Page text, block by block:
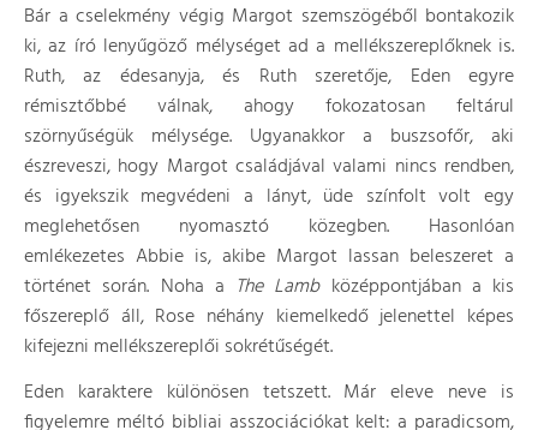
Bár a cselekmény végig Margot szemszögéből bontakozik
ki, az író lenyűgöző mélységet ad a mellékszereplőknek is.
Ruth, az édesanyja, és Ruth szeretője, Eden egyre
rémisztőbbé válnak, ahogy fokozatosan feltárul
szörnyűségük mélysége. Ugyanakkor a buszsofőr, aki
észreveszi, hogy Margot családjával valami nincs rendben,
és igyekszik megvédeni a lányt, üde színfolt volt egy
meglehetősen nyomasztó közegben. Hasonlóan
emlékezetes Abbie is, akibe Margot lassan beleszeret a
történet során. Noha a The Lambközéppontjában a kis
főszereplő áll, Rose néhány kiemelkedő jelenettel képes
kifejezni mellékszereplői sokrétűségét.
Eden karaktere különösen tetszett. Már eleve neve is
figyelemre méltó bibliai asszociációkat kelt: a paradicsom,